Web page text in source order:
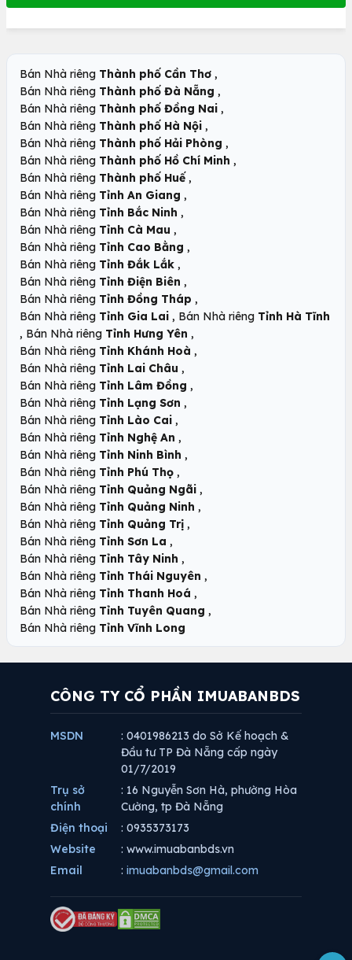
Bán Nhà riêng Thành phố Cần Thơ ,
Bán Nhà riêng Thành phố Đà Nẵng ,
Bán Nhà riêng Thành phố Đồng Nai ,
Bán Nhà riêng Thành phố Hà Nội ,
Bán Nhà riêng Thành phố Hải Phòng ,
Bán Nhà riêng Thành phố Hồ Chí Minh ,
Bán Nhà riêng Thành phố Huế ,
Bán Nhà riêng Tỉnh An Giang ,
Bán Nhà riêng Tỉnh Bắc Ninh ,
Bán Nhà riêng Tỉnh Cà Mau ,
Bán Nhà riêng Tỉnh Cao Bằng ,
Bán Nhà riêng Tỉnh Đắk Lắk ,
Bán Nhà riêng Tỉnh Điện Biên ,
Bán Nhà riêng Tỉnh Đồng Tháp ,
Bán Nhà riêng Tỉnh Gia Lai , Bán Nhà riêng Tỉnh Hà Tĩnh
, Bán Nhà riêng Tỉnh Hưng Yên ,
Bán Nhà riêng Tỉnh Khánh Hoà ,
Bán Nhà riêng Tỉnh Lai Châu ,
Bán Nhà riêng Tỉnh Lâm Đồng ,
Bán Nhà riêng Tỉnh Lạng Sơn ,
Bán Nhà riêng Tỉnh Lào Cai ,
Bán Nhà riêng Tỉnh Nghệ An ,
Bán Nhà riêng Tỉnh Ninh Bình ,
Bán Nhà riêng Tỉnh Phú Thọ ,
Bán Nhà riêng Tỉnh Quảng Ngãi ,
Bán Nhà riêng Tỉnh Quảng Ninh ,
Bán Nhà riêng Tỉnh Quảng Trị ,
Bán Nhà riêng Tỉnh Sơn La ,
Bán Nhà riêng Tỉnh Tây Ninh ,
Bán Nhà riêng Tỉnh Thái Nguyên ,
Bán Nhà riêng Tỉnh Thanh Hoá ,
Bán Nhà riêng Tỉnh Tuyên Quang ,
Bán Nhà riêng Tỉnh Vĩnh Long
CÔNG TY CỔ PHẦN IMUABANBDS
MSDN
: 0401986213 do Sở Kế hoạch &
Đầu tư TP Đà Nẵng cấp ngày
01/7/2019
Trụ sở
chính
: 16 Nguyễn Sơn Hà, phường Hòa
Cường, tp Đà Nẵng
Điện thoại
: 0935373173
Website
: www.imuabanbds.vn
Email
: imuabanbds@gmail.com